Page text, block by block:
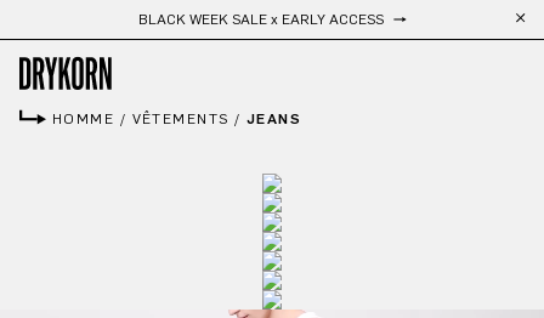
Passer au contenu principal
Livraison gratuite
HOMME / VÊTEMENTS / JEANS